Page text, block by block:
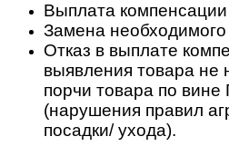
Выплата
Замена необходимого
Отказ в выплате
выявления товара не
порчи товара по вине
(нарушения правил
посадки/ ухода).